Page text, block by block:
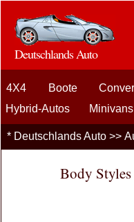
Deutschlands Auto
4X4 Boote
Hybrid-Autos
Minivans
Andere Autos
SUVs
Scooters
LKW
* Deutschlands Auto >>
Body